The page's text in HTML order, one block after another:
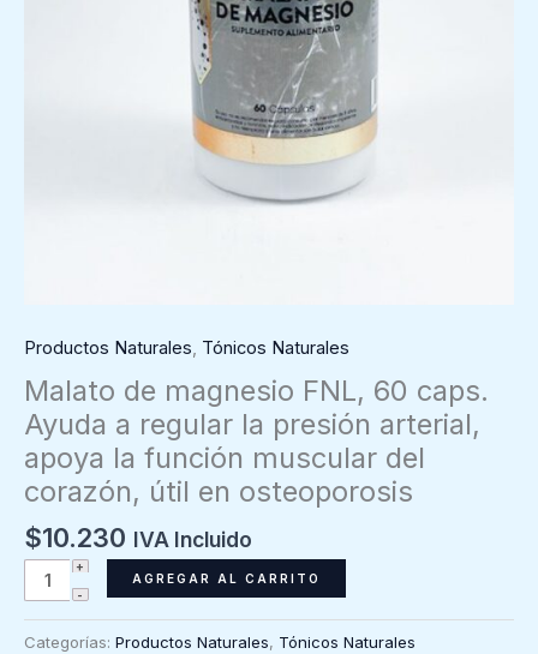
Productos Naturales, Tónicos Naturales
Malato de magnesio FNL, 60 caps.
Ayuda a regular la presión arterial,
apoya la función muscular del
corazón, útil en osteoporosis
$10.230 IVA Incluido
Malato
de
AGREGAR AL CARRITO
Categorías: Productos Naturales, Tónicos Naturales